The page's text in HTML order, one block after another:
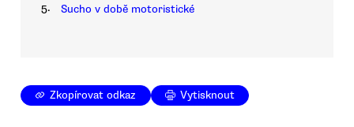
5. Sucho v době motoristické
Zkopírovat odkaz Vytisknout